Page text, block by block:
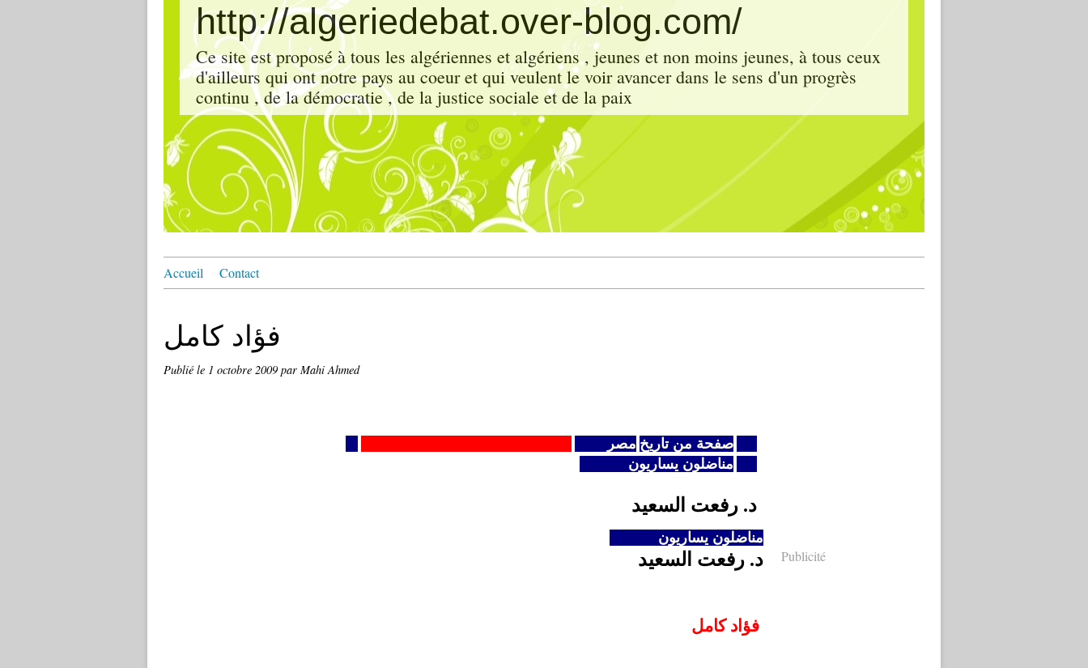
http://algeriedebat.over-blog.com/
Ce site est proposé à tous les algériennes et algériens , jeunes et non moins jeunes, à tous ceux
d'ailleurs qui ont notre pays au coeur et qui veulent le voir avancer dans le sens d'un progrès
continu , de la démocratie , de la justice sociale et de la paix
Accueil Contact
فؤاد كامل
Publié le 1 octobre 2009 par Mahi Ahmed
صفحة من تاريخ مصر
مناضلون يساريون
د. رفعت السعيد
مناضلون يساريون
د. رفعت السعيد
فؤاد كامل
Publicité